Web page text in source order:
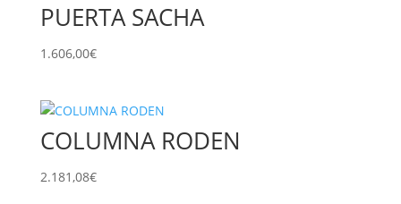
PUERTA SACHA
1.606,00€
COLUMNA RODEN
2.181,08€